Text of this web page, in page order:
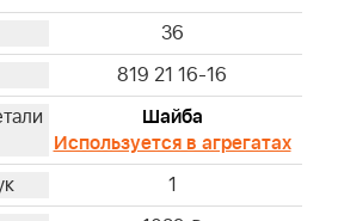
36
819 21 16-16
Шайба
Используется в агрегатах
1